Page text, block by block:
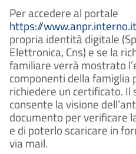
Per accedere al portale
https://
propria identità digitale
Elettronica, Cns) e se la
familiare verrà mostrato
componenti della famiglia
richiedere un certificato. Il
consente la visione
documento per verificare
e di poterlo scaricare in
via mail.